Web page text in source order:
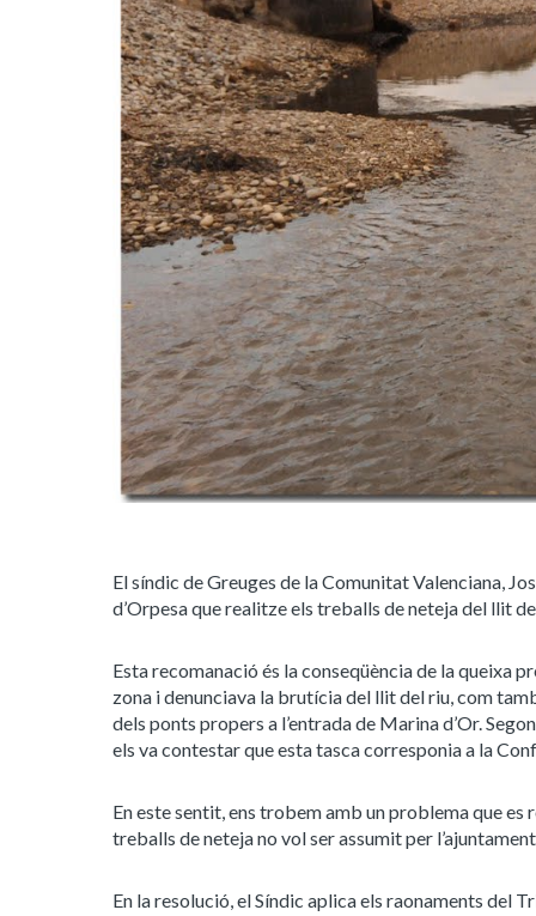
El síndic de Greuges de la Comunitat Valenciana,
d’Orpesa que realitze els treballs de neteja del llit
Esta recomanació és la conseqüència de la queixa
zona i denunciava la brutícia del llit del riu, com
dels ponts propers a l’entrada de Marina d’Or.
els va contestar que esta tasca corresponia a la
En este sentit, ens trobem amb un problema que es
treballs de neteja no vol ser assumit per
En la resolució, el Síndic aplica els raonaments del